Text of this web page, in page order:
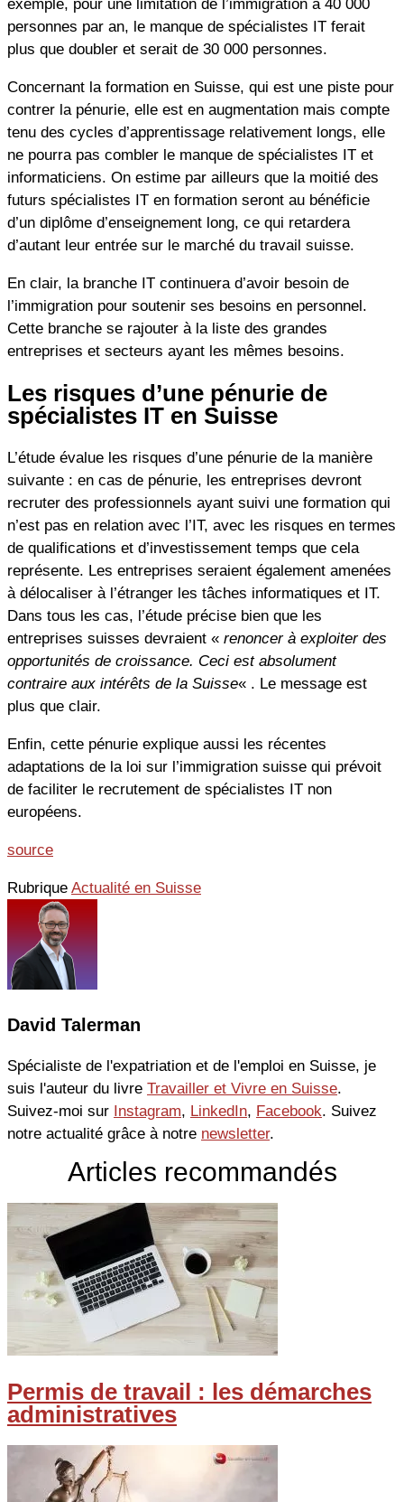
exemple, pour une limitation de l’immigration à 40 000
personnes par an, le manque de spécialistes IT ferait
plus que doubler et serait de 30 000 personnes.
Concernant la formation en Suisse, qui est une piste pour
contrer la pénurie, elle est en augmentation mais compte
tenu des cycles d’apprentissage relativement longs, elle
ne pourra pas combler le manque de spécialistes IT et
informaticiens. On estime par ailleurs que la moitié des
futurs spécialistes IT en formation seront au bénéficie
d’un diplôme d’enseignement long, ce qui retardera
d’autant leur entrée sur le marché du travail suisse.
En clair, la branche IT continuera d’avoir besoin de
l’immigration pour soutenir ses besoins en personnel.
Cette branche se rajouter à la liste des grandes
entreprises et secteurs ayant les mêmes besoins.
Les risques d’une pénurie de
spécialistes IT en Suisse
L’étude évalue les risques d’une pénurie de la manière
suivante : en cas de pénurie, les entreprises devront
recruter des professionnels ayant suivi une formation qui
n’est pas en relation avec l’IT, avec les risques en termes
de qualifications et d’investissement temps que cela
représente. Les entreprises seraient également amenées
à délocaliser à l’étranger les tâches informatiques et IT.
Dans tous les cas, l’étude précise bien que les
entreprises suisses devraient « renoncer à exploiter des
opportunités de croissance. Ceci est absolument
contraire aux intérêts de la Suisse« . Le message est
plus que clair.
Enfin, cette pénurie explique aussi les récentes
adaptations de la loi sur l’immigration suisse qui prévoit
de faciliter le recrutement de spécialistes IT non
européens.
source
Rubrique Actualité en Suisse
David Talerman
Spécialiste de l'expatriation et de l'emploi en Suisse, je
suis l'auteur du livre Travailler et Vivre en Suisse.
Suivez-moi sur Instagram, LinkedIn, Facebook. Suivez
notre actualité grâce à notre newsletter.
Articles recommandés
Permis de travail : les démarches
administratives